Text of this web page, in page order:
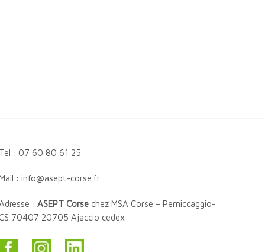
Tel : 07 60 80 61 25
Mail : info@asept-corse.fr
: ASEPT Corsechez MSA Corse – Perniccaggio-
CS 70407 20705 Ajaccio cedex